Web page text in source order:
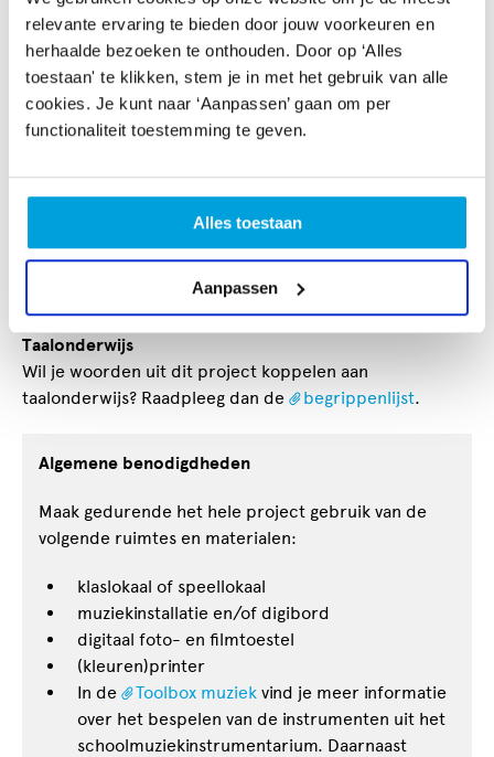
relevante ervaring te bieden door jouw voorkeuren en
herhaalde bezoeken te onthouden. Door op ‘Alles
toestaan' te klikken, stem je in met het gebruik van alle
cookies. Je kunt naar ‘Aanpassen’ gaan om per
functionaliteit toestemming te geven.
Alles toestaan
Aanpassen
Er worden twee hoofddoelen geformuleerd die
specifiek zijn voor het hele project. De zijn doelen op
het gebied van kennis en vaardigheden. Aan het eind van
het project worden deze doelen geëvalueerd met
behulp van de succescriteria op het gebied van
zelfregulering: de leerling kijkt terug en blikt vooruit.
Reflecteren
De reflectievragen bij de verschillende fases van het
creatief proces kunnen tijdens en na iedere fase met de
individuele leerling of de hele groep besproken worden.
Zie ook de hand-out:
Rollen van de leerkracht
Taalonderwijs
Wil je woorden uit dit project koppelen aan
taalonderwijs? Raadpleeg dan de
begrippenlijst.
Algemene benodigdheden
Maak gedurende het hele project gebruik van de
volgende ruimtes en materialen:
klaslokaal of speellokaal
muziekinstallatie en/of digibord
digitaal foto- en filmtoestel
(kleuren)printer
In de
Toolbox muziek vind je meer informatie
over het bespelen van de instrumenten uit het
schoolmuziekinstrumentarium. Daarnaast